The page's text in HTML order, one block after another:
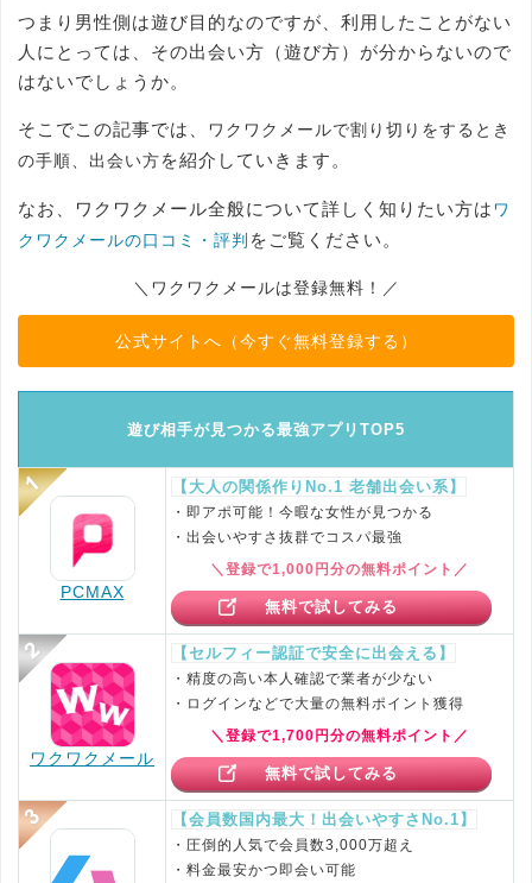
つまり男性側は遊び目的なのですが、利用したことがない
人にとっては、その出会い方（遊び方）が分からないので
はないでしょうか。
そこでこの記事では、
ワクワクメールで割り切りをするとき
の手順、出会い方を紹介していきます。
なお、ワクワクメール全般について詳しく知りたい方はワ
クワクメールの口コミ・評判 をご覧ください。
＼ワクワクメールは登録無料！／
公式サイトへ（今すぐ無料登録する）
遊び相手が見つかる最強アプリTOP5
PCMAX
【大人の関係作りNo.1 老舗出会い系】
・即アポ可能！今暇な女性が見つかる
・出会いやすさ抜群でコスパ最強
＼登録で1,000円分の無料ポイント／
無料で試してみる
ワクワクメール
【セルフィー認証で安全に出会える】
・精度の高い本人確認で業者が少ない
・ログインなどで大量の無料ポイント獲得
＼登録で1,700円分の無料ポイント／
無料で試してみる
【会員数国内最大！出会いやすさNo.1】
・圧倒的人気で会員数3,000万超え
・料金最安かつ即会い可能